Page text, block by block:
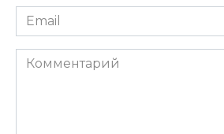
Email
*
Комментарий